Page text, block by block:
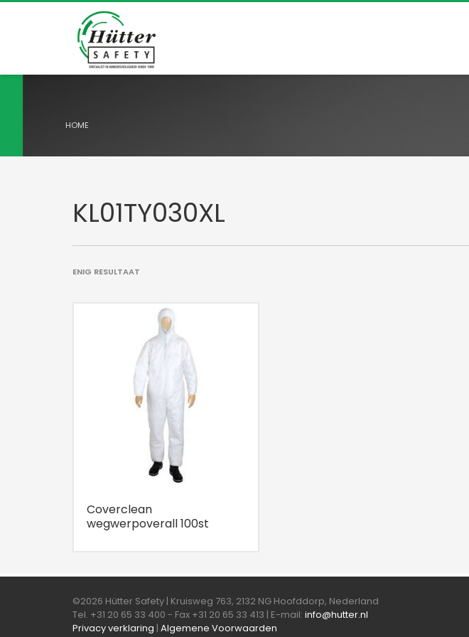
HOME
KL01TY030XL
ENIG RESULTAAT
Coverclean
wegwerpoverall 100st
©2026 Hütter Safety | Kruisweg 763, 2132 NG Hoofddorp, Nederland
Tel. +31 20 65 33 400 - Fax +31 20 65 33 413 | E-mail: info@hutter.nl
Privacy verklaring | Algemene Voorwaarden